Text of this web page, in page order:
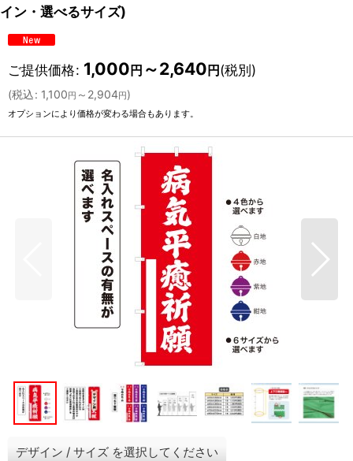
イン・選べるサイズ)
ご提供価格: 1,000 円 ～2,640 円 (税別)
(税込: 1,100 円 ～2,904円 )
オプションにより価格が変わる場合もあります。
デザイン / サイズ を選択してください